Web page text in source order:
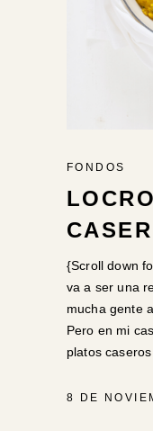
FONDOS
{Scroll down
va a ser una
mucha gente
Pero en mi
platos
8 DE